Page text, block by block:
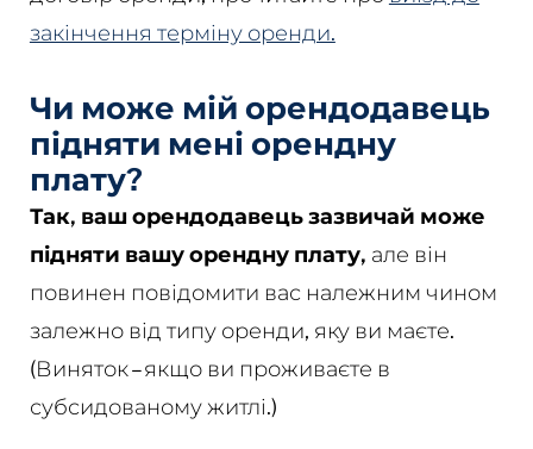
закінчення терміну оренди.
Чи може мій орендодавець
підняти мені орендну
плату?
Так, ваш орендодавець зазвичай може
підняти вашу орендну плату, але він
повинен повідомити вас належним чином
залежно від типу оренди, яку ви маєте.
(Виняток – якщо ви проживаєте в
субсидованому житлі.)